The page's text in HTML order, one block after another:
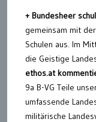
+ Bundesheer
gemeinsam mit
Schulen aus. Im
die Geistige
ethos.at
9a B-VG Teile
umfassende
militärische